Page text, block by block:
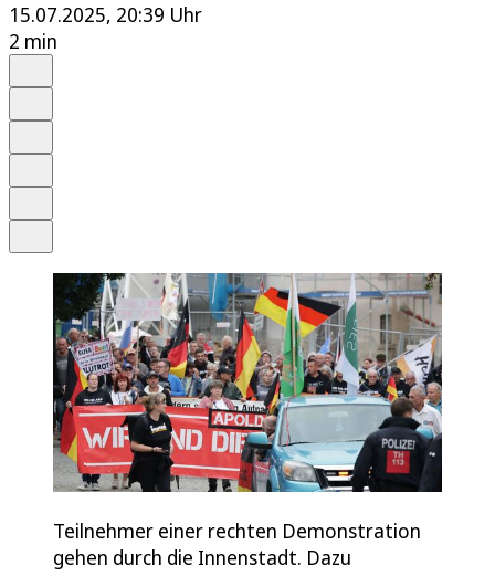
15.07.2025, 20:39 Uhr
2 min
Teilnehmer einer rechten Demonstration
gehen durch die Innenstadt. Dazu